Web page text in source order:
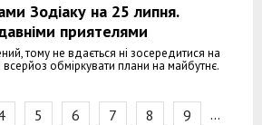
Зодіаку на 25 липня.
приятелями
тому не вдається ні зосередитися на
обміркувати плани на майбутнє.
5 6 7 8 9 …